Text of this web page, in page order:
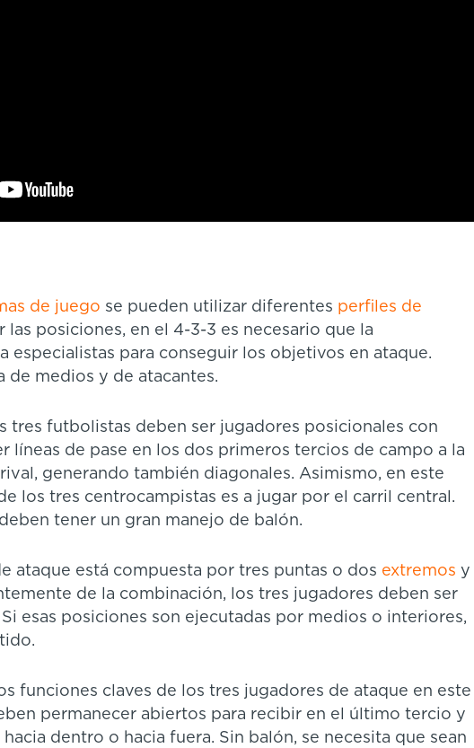
de juego se pueden utilizar diferentes perfiles de
las posiciones, en el 4-3-3 es necesario que la
especialistas para conseguir los objetivos en ataque.
de medios y de atacantes.
tres futbolistas deben ser jugadores posicionales con
líneas de pase en los dos primeros tercios de campo a la
generando también diagonales. Asimismo, en este
los tres centrocampistas es a jugar por el carril central.
tener un gran manejo de balón.
ataque está compuesta por tres puntas o dos extremos y
de la combinación, los tres jugadores deben ser
esas posiciones son ejecutadas por medios o interiores,
funciones claves de los tres jugadores de ataque en este
permanecer abiertos para recibir en el último tercio y
hacia dentro o hacia fuera. Sin balón, se necesita que sean